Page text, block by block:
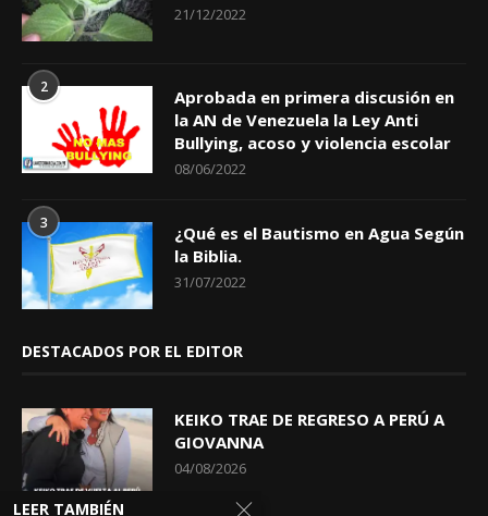
21/12/2022
2
Aprobada en primera discusión en
la AN de Venezuela la Ley Anti
Bullying, acoso y violencia escolar
08/06/2022
3
¿Qué es el Bautismo en Agua Según
la Biblia.
31/07/2022
DESTACADOS POR EL EDITOR
KEIKO TRAE DE REGRESO A PERÚ A
GIOVANNA
04/08/2026
LEER TAMBIÉN